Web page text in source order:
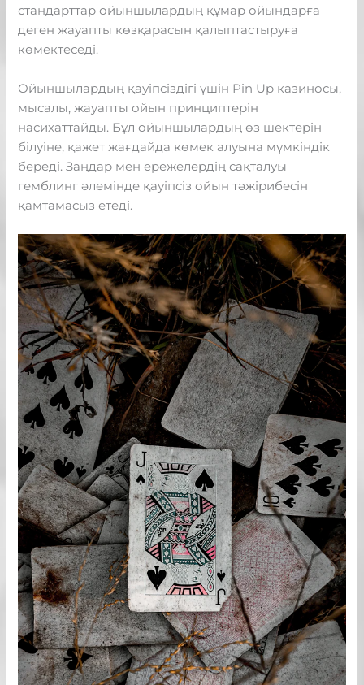
стандарттар ойыншылардың құмар ойындарға
деген жауапты көзқарасын қалыптастыруға
көмектеседі.
Ойыншылардың қауіпсіздігі үшін Pin Up казиносы,
мысалы, жауапты ойын принциптерін
насихаттайды. Бұл ойыншылардың өз шектерін
білуіне, қажет жағдайда көмек алуына мүмкіндік
береді. Заңдар мен ережелердің сақталуы
гемблинг әлемінде қауіпсіз ойын тәжірибесін
қамтамасыз етеді.